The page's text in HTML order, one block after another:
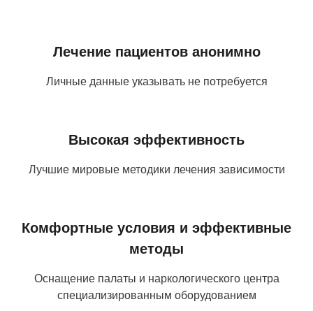
Лечение пациентов анонимно
Личные данные указывать не потребуется
Высокая эффективность
Лучшие мировые методики лечения зависимости
Комфортные условия и эффективные
методы
Оснащение палаты и наркологического центра
специализированным оборудованием